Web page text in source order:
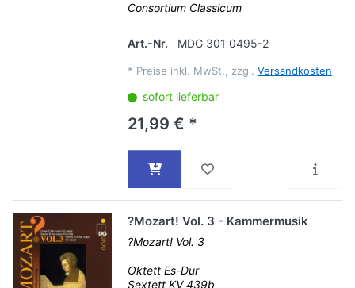
Consortium Classicum
Art.-Nr. MDG 301 0495-2
* Preise inkl. MwSt., zzgl. Versandkosten
sofort lieferbar
21,99 € *
?Mozart! Vol. 3 - Kammermusik
?Mozart! Vol. 3
Oktett Es-Dur
Sextett KV 439b